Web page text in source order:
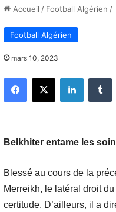
Accueil / Football Algérien /
Football Algérien
mars 10, 2023
Facebook
X Linkedin
Belkhiter entame les
Blessé au cours de la
Merreikh, le latéral droit
certitude. D’ailleurs, il a